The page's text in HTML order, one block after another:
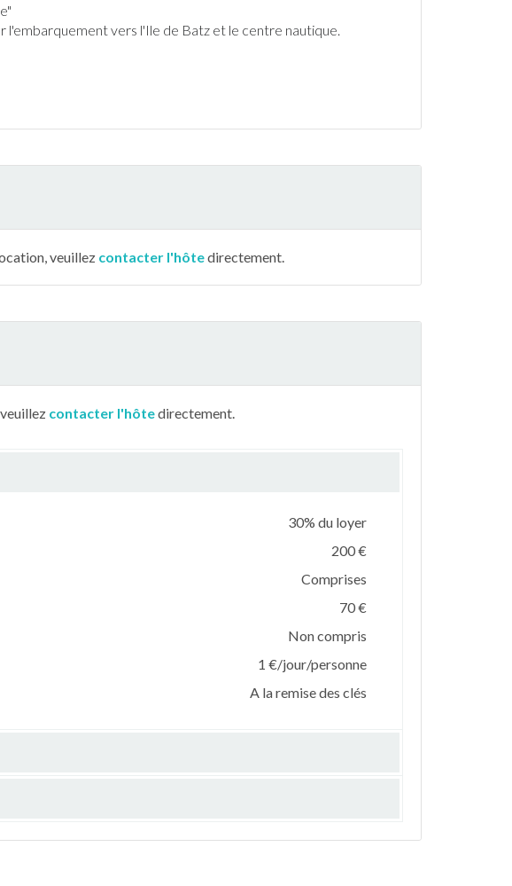
l'embarquement vers l'Ile de Batz et le centre nautique.
veuillez contacter l'hôtedirectement.
contacter l'hôtedirectement.
30% du loyer
200 €
Comprises
70 €
Non compris
1 €/jour/personne
A la remise des clés